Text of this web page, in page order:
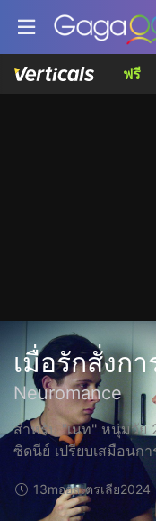
ฟรี
เมื่อรักสั่งกา
Neuromance
สำหรับ "เนท" หนุ่มวัย
ซิดนีย์ เปรียบเสมือนก
13mออสเตรเลีย2024